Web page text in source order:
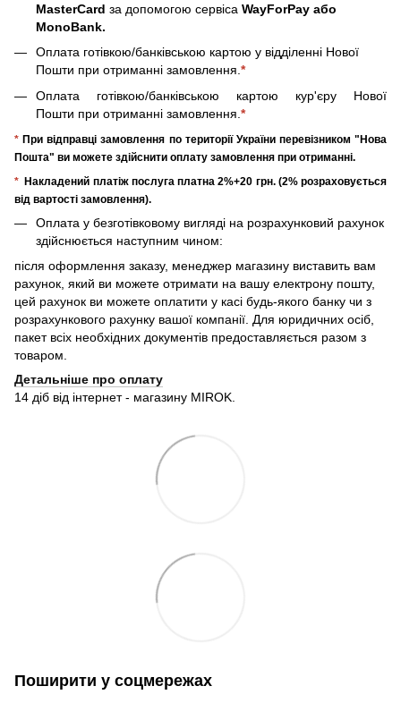
MasterCard за допомогою сервіса WayForPay або
MonoBank.
Оплата готівкою/банківською картою у відділенні Нової
Пошти при отриманні замовлення. *
Оплата готівкою/банківською картою кур'єру Нової
Пошти при отриманні замовлення. *
* При відправці замовлення по території України перевізником "Нова
Пошта" ви можете здійснити оплату замовлення при отриманні.
* Накладений платіж послуга платна 2%+20 грн. (2% розраховується
від вартості замовлення).
Оплата у безготівковому вигляді на розрахунковий рахунок
здійснюється наступним чином:
після оформлення заказу, менеджер магазину виставить вам
рахунок, який ви можете отримати на вашу електрону пошту,
цей рахунок ви можете оплатити у касі будь-якого банку чи з
розрахункового рахунку вашої компанії. Для юридичних осіб,
пакет всіх необхідних документів предоставляється разом з
товаром.
Детальніше про оплату
14 діб від інтернет - магазину MIROK.
Поширити у соцмережах